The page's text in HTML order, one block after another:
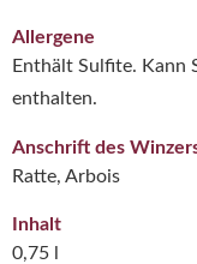
Allergene
Enthält Sulfite. Kann
enthalten.
Anschrift des
Ratte, Arbois
Inhalt
0,75 l